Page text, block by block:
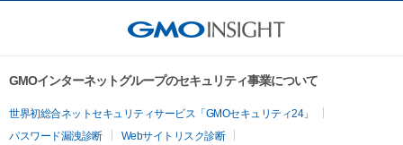
GMOインターネットグループのセキュリティ事業について
世界初総合ネットセキュリティサービス「GMOセキュリティ24」
パスワード漏洩診断
Webサイトリスク診断